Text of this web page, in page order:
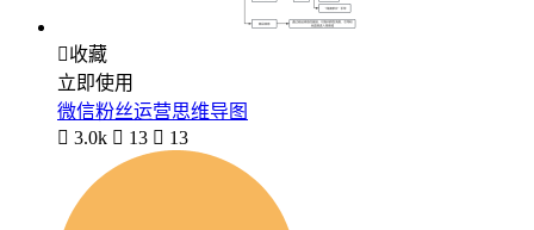
收藏
立即使用
微信粉丝运营思维导图
 3.0k  13  13